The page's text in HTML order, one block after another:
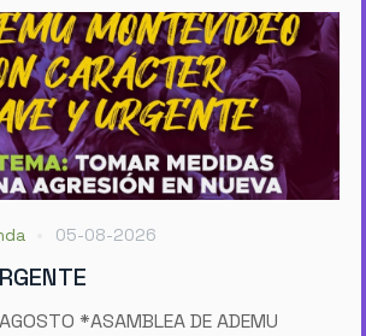
05-08-2026
*ASAMBLEA DE ADEMU